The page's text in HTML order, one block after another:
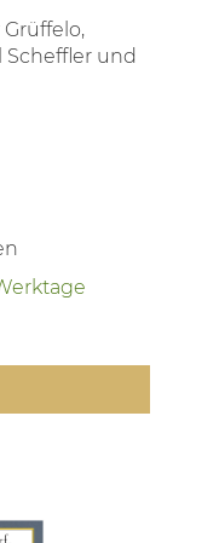
Scheffler und